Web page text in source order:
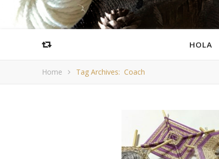
HOLA
Home Tag Archives: Coach